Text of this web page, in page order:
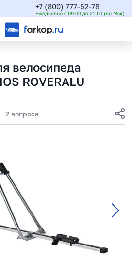
+7 (800) 777-52-78
Ежедневно с 09:00 до 21:00 (по Мск)
велосипеда
ROVERALU
2 вопроса